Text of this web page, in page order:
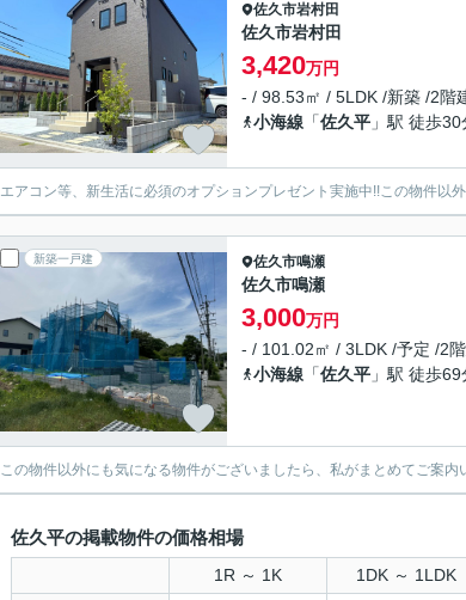
佐久市岩村田
佐久市岩村田
3,420万円
- / 98.53㎡ / 5LDK /新築 /2階
小海線 「佐久平 」駅 徒歩30
エアコン等、新生活に必須のオプションプレゼント実施中!!この物件
新築一戸建 佐久市鳴瀬
佐久市鳴瀬
3,000万円
- / 101.02㎡ / 3LDK /予定 /2
小海線 「佐久平 」駅 徒歩69
この物件以外にも気になる物件がございましたら、私がまとめてご案内
佐久平の掲載物件の価格相場
1R ～ 1K 1DK ～ 1LDK